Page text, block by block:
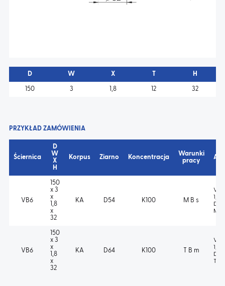
D W X T H
150 3 1,8 12 32
PRZYKŁAD ZAMÓWIENIA
Ściernica
D
W
X
H
Korpus Ziarno Koncentracja
Warunki
pracy
VB6
150
x 3
x
1,8
x
32
KA D54 K100 M B s
1,8
D54
MBs
VB6
150
x 3
x
1,8
x
32
KA D64 K100 T B m
1,8
TBm